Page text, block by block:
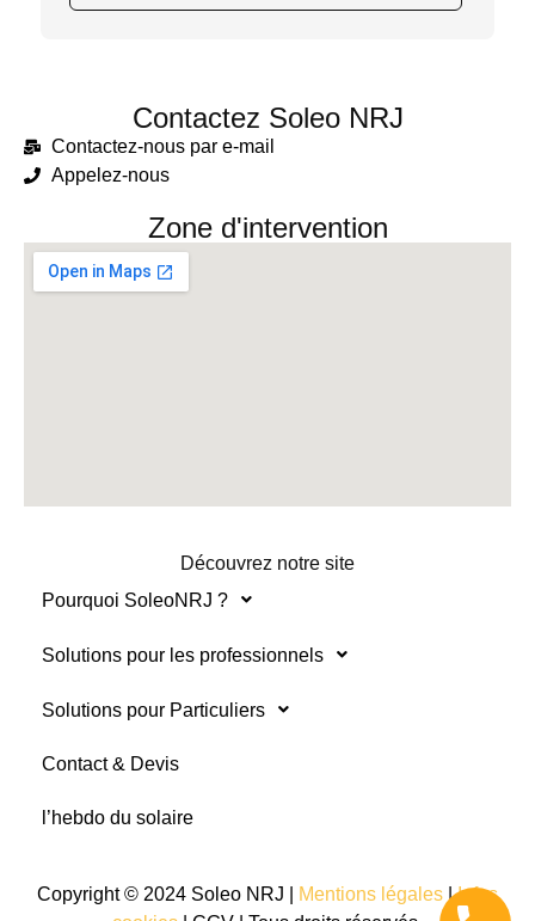
Contactez Soleo NRJ
Contactez-nous par e-mail
Appelez-nous
Zone d'intervention
Découvrez notre site
Pourquoi SoleoNRJ ?
Solutions pour les professionnels
Solutions pour Particuliers
Contact & Devis
l’hebdo du solaire
Copyright © 2024 Soleo NRJ | Mentions légales |Infos